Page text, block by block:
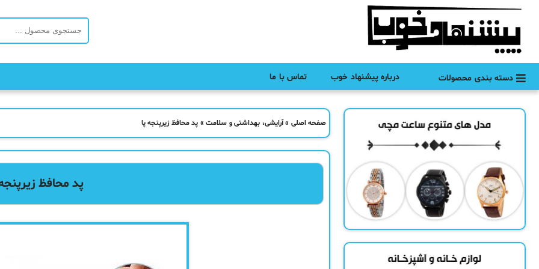
دسته بندی محصولات درباره پیشنهاد خوب تماس با ما
صفحه اصلی »آرایشی، بهداشتی و سلامت » پد محافظ زیرپنجه پا
پد محافظ